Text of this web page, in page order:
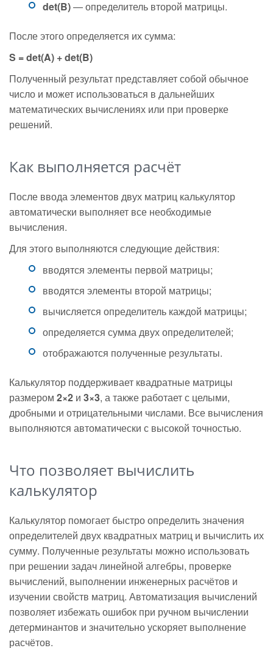
det(B)— определитель второй матрицы.
После этого определяется их сумма:
S = det(A) + det(B)
Полученный результат представляет собой обычное
число и может использоваться в дальнейших
математических вычислениях или при проверке
решений.
Как выполняется расчёт
После ввода элементов двух матриц калькулятор
автоматически выполняет все необходимые
вычисления.
Для этого выполняются следующие действия:
вводятся элементы первой матрицы;
вводятся элементы второй матрицы;
вычисляется определитель каждой матрицы;
определяется сумма двух определителей;
отображаются полученные результаты.
Калькулятор поддерживает квадратные матрицы
размером 2×2 и 3×3, а также работает с целыми,
дробными и отрицательными числами. Все вычисления
выполняются автоматически с высокой точностью.
Что позволяет вычислить
калькулятор
Калькулятор помогает быстро определить значения
определителей двух квадратных матриц и вычислить их
сумму. Полученные результаты можно использовать
при решении задач линейной алгебры, проверке
вычислений, выполнении инженерных расчётов и
изучении свойств матриц. Автоматизация вычислений
позволяет избежать ошибок при ручном вычислении
детерминантов и значительно ускоряет выполнение
расчётов.